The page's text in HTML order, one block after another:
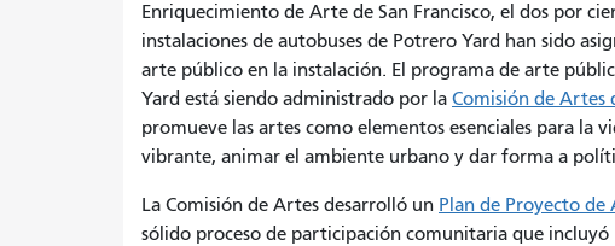
Enriquecimiento de Arte de San Francisco, el dos por
instalaciones de autobuses de Potrero Yard han sido
arte público en la instalación. El programa de arte
Yard está siendo administrado por la Comisión de Artes
promueve las artes como elementos esenciales para
vibrante, animar el ambiente urbano y dar forma a
La Comisión de Artes desarrolló un Plan de Proyecto de
sólido proceso de participación comunitaria que